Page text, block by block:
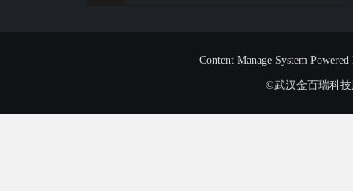
Content Manage System
©武汉金百瑞科